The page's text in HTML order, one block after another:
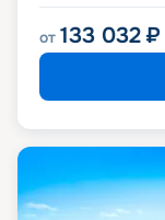
от 133 032 ₽